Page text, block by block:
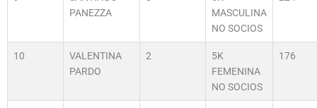
PANEZZA
MASCULINA
NO SOCIOS
10
VALENTINA
PARDO
2
5K
FEMENINA
NO SOCIOS
176